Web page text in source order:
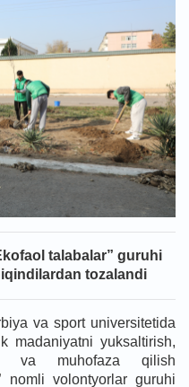
talabalar” guruhi
tozalandi
va sport universitetida
madaniyatni yuksaltirish,
va muhofaza qilish
nomli volontyorlar guruhi